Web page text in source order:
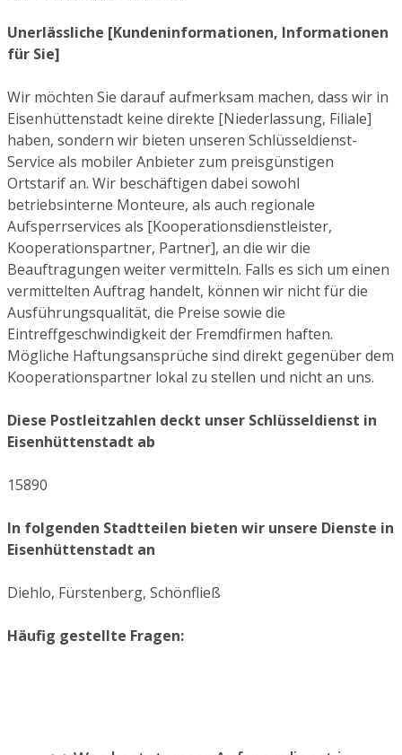
Unerlässliche [Kundeninformationen, Informationen
für Sie]
Wir möchten Sie darauf aufmerksam machen, dass wir in
Eisenhüttenstadt keine direkte [Niederlassung, Filiale]
haben, sondern wir bieten unseren Schlüsseldienst-
Service als mobiler Anbieter zum preisgünstigen
Ortstarif an. Wir beschäftigen dabei sowohl
betriebsinterne Monteure, als auch regionale
Aufsperrservices als [Kooperationsdienstleister,
Kooperationspartner, Partner], an die wir die
Beauftragungen weiter vermitteln. Falls es sich um einen
vermittelten Auftrag handelt, können wir nicht für die
Ausführungsqualität, die Preise sowie die
Eintreffgeschwindigkeit der Fremdfirmen haften.
Mögliche Haftungsansprüche sind direkt gegenüber dem
Kooperationspartner lokal zu stellen und nicht an uns.
Diese Postleitzahlen deckt unser Schlüsseldienst in
Eisenhüttenstadt ab
15890
In folgenden Stadtteilen bieten wir unsere Dienste in
Eisenhüttenstadt an
Diehlo, Fürstenberg, Schönfließ
Häufig gestellte Fragen: